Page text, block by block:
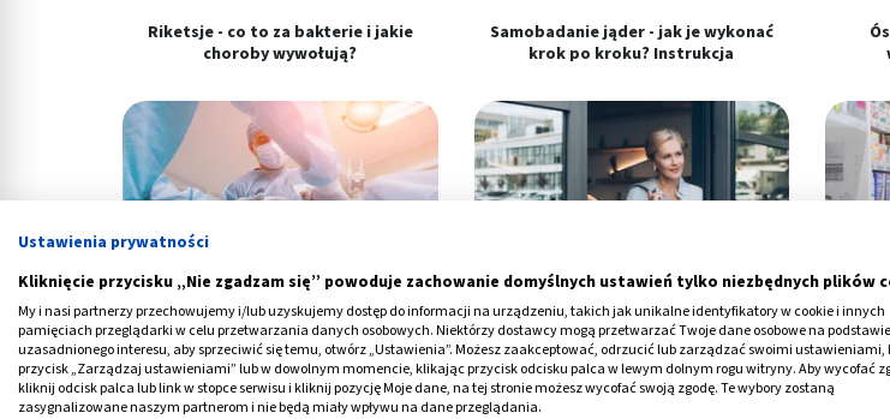
Riketsje - co to za bakterie i jakie
choroby wywołują?
Samobadanie jąder - jak je wykonać
krok po kroku? Instrukcja
Artroskopia kolana - wskazania do
operacji. Na czym polega?
Jak dbać o skórę w okresie
menopauzy?
Nowe
Ustawienia prywatności
Kliknięcie przycisku „Nie zgadzam się” powoduje zachowanie domyślnych ustawień tylko niezbędnych plików
My i nasi partnerzy przechowujemy i/lub uzyskujemy dostęp do informacji na urządzeniu, takich jak unikalne identyfikatory w cookie i innych
pamięciach przeglądarki w celu przetwarzania danych osobowych. Niektórzy dostawcy mogą przetwarzać Twoje dane osobowe na podstawie
uzasadnionego interesu, aby sprzeciwić się temu, otwórz „Ustawienia”. Możesz zaakceptować, odrzucić lub zarządzać swoimi
przycisk „Zarządzaj ustawieniami” lub w dowolnym momencie, klikając przycisk odcisku palca w lewym dolnym rogu witryny. Aby wycofać
kliknij odcisk palca lub link w stopce serwisu i kliknij pozycję Moje dane, na tej stronie możesz wycofać swoją zgodę. Te wybory zostaną
zasygnalizowane naszym partnerom i nie będą miały wpływu na dane przeglądania.